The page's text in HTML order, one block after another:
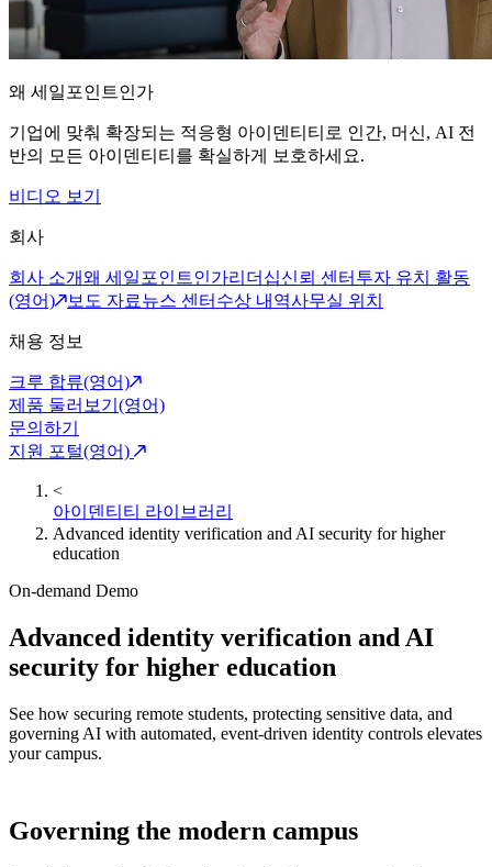
왜 세일포인트인가
기업에 맞춰 확장되는 적응형 아이덴티티로 인간, 머신, AI 전
반의 모든 아이덴티티를 확실하게 보호하세요.
비디오 보기
회사
회사 소개왜 세일포인트인가리더십신뢰 센터 투자 유치 활동
(영어)
보도 자료뉴스 센터 수상 내역사무실 위치
채용 정보
크루 합류(영어)
제품 둘러보기(영어)
문의하기
지원 포털(영어)
<
아이덴티티 라이브러리
Advanced identity verification and AI security for higher
education
On-demand Demo
Advanced identity verification and AI
security for higher education
See how securing remote students, protecting sensitive data, and
governing AI with automated, event-driven identity controls elevates
your campus.
Governing the modern campus